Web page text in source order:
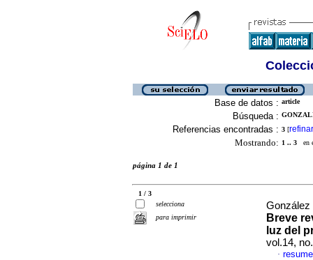
Base de datos : article
Búsqueda :
Referencias encontradas : 3 [refinar
Mostrando: 1 .. 3 en
página 1 de 1
1 / 3
selecciona
para imprimir
Breve
luz del
vol.14,
·